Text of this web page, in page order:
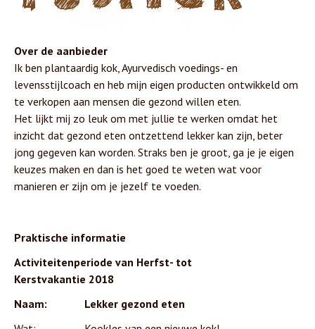
Over de aanbieder
Ik ben plantaardig kok, Ayurvedisch voedings- en
levensstijlcoach en heb mijn eigen producten ontwikkeld om
te verkopen aan mensen die gezond willen eten.
Het lijkt mij zo leuk om met jullie te werken omdat het
inzicht dat gezond eten ontzettend lekker kan zijn, beter
jong gegeven kan worden. Straks ben je groot, ga je je eigen
keuzes maken en dan is het goed te weten wat voor
manieren er zijn om je jezelf te voeden.
Praktische informatie
Activiteitenperiode van Herfst- tot
Kerstvakantie 2018
Naam:
Lekker gezond eten